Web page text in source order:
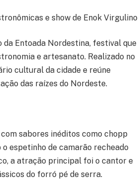
e show de Enok Virgulino
da Entoada Nordestina, festival que
e artesanato. Realizado no
cultural da cidade e reúne
das raízes do Nordeste.
sabores inéditos como chopp
espetinho de camarão recheado
a atração principal foi o cantor e
do forró pé de serra.